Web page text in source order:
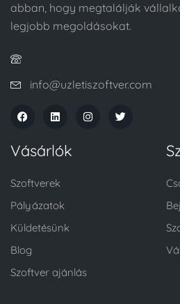
abban, hogy megtalálják
legjobb megoldásokat.
info@uzletiszoftver.com
Vásárlók
Szoftverek
Pályázatok
Küldetésünk
Blog
Szoftver ajánlás